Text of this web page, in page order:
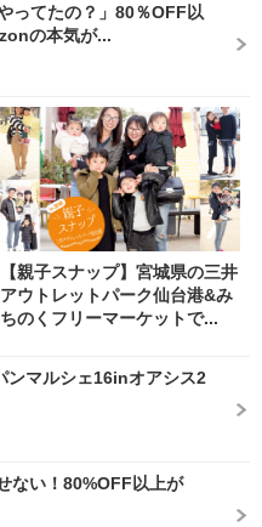
ってたの？」80％OFF以
の本気が...
【親子スナップ】宮城県の三井
アウトレットパーク仙台港&み
ちのくフリーマーケットで...
ンマルシェ16inオアシス2
ない！80%OFF以上が